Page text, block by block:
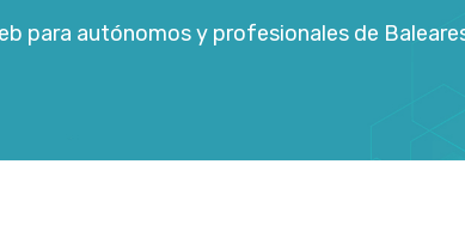
para autónomos y profesionales de